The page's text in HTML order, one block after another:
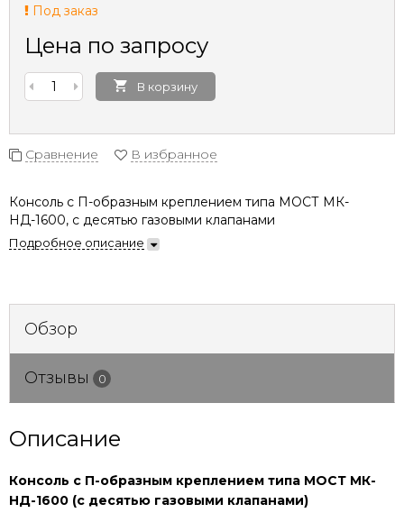
Под заказ
Цена по запросу
В корзину
Сравнение В избранное
Консоль с П-образным креплением типа МОСТ МК-
НД-1600, с десятью газовыми клапанами
Подробное описание
Обзор
Отзывы 0
Описание
Консоль с П-образным креплением типа МОСТ МК-
НД-1600 (с десятью газовыми клапанами)